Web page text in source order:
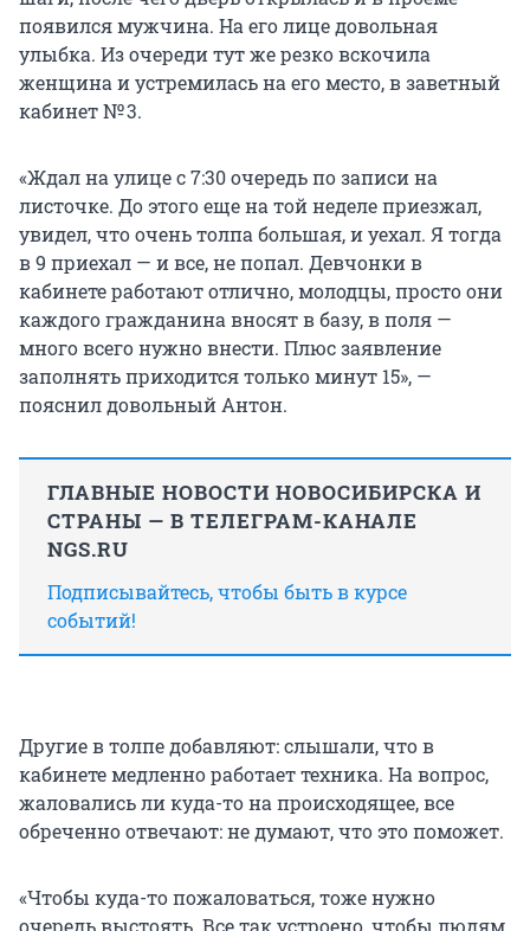
появился мужчина. На его лице довольная
улыбка. Из очереди тут же резко вскочила
женщина и устремилась на его место, в заветный
кабинет № 3.
«Ждал на улице с 7:30 очередь по записи на
листочке. До этого еще на той неделе приезжал,
увидел, что очень толпа большая, и уехал. Я тогда
в 9 приехал — и все, не попал. Девчонки в
кабинете работают отлично, молодцы, просто они
каждого гражданина вносят в базу, в поля —
много всего нужно внести. Плюс заявление
заполнять приходится только минут 15», —
пояснил довольный Антон.
ГЛАВНЫЕ НОВОСТИ НОВОСИБИРСКА И
СТРАНЫ — В ТЕЛЕГРАМ-КАНАЛЕ
NGS.RU
Подписывайтесь, чтобы быть в курсе
событий!
Другие в толпе добавляют: слышали, что в
кабинете медленно работает техника. На вопрос,
жаловались ли куда-то на происходящее, все
обреченно отвечают: не думают, что это поможет.
«Чтобы куда-то пожаловаться, тоже нужно
очередь выстоять. Все так устроено, чтобы людям